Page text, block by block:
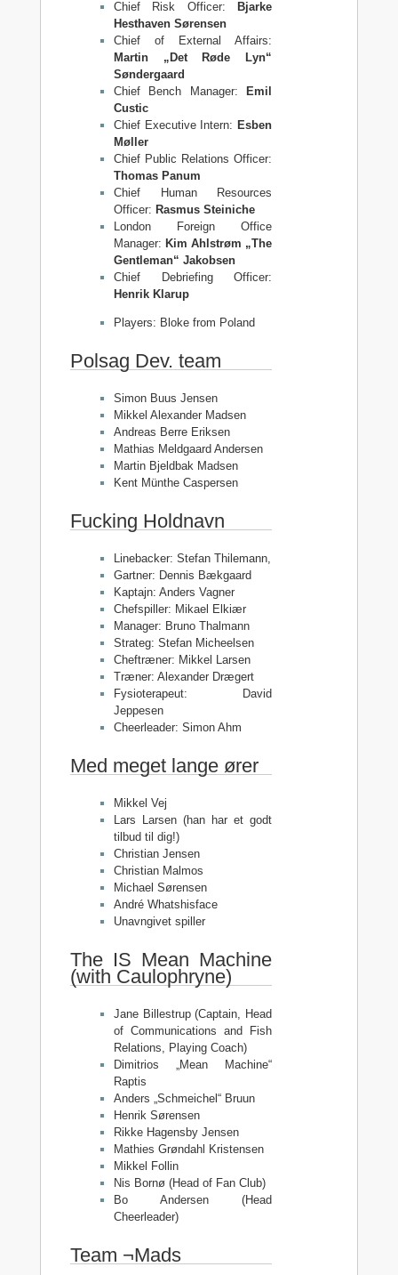
Chief Risk Officer:Bjarke
Hesthaven Sørensen
Chief of External Affairs:
Martin „Det Røde Lyn“
Søndergaard
Chief Bench Manager:Emil
Custic
Chief Executive Intern:Esben
Møller
Chief Public Relations Officer:
Thomas Panum
Chief Human Resources
Officer: Rasmus Steiniche
London Foreign Office
Manager: Kim Ahlstrøm „The
Gentleman“ Jakobsen
Chief Debriefing Officer:
Henrik Klarup
Players: Bloke from Poland
Polsag Dev. team
Simon Buus Jensen
Mikkel Alexander Madsen
Andreas Berre Eriksen
Mathias Meldgaard Andersen
Martin Bjeldbak Madsen
Kent Münthe Caspersen
Fucking Holdnavn
Linebacker: Stefan Thilemann,
Gartner: Dennis Bækgaard
Kaptajn: Anders Vagner
Chefspiller: Mikael Elkiær
Manager: Bruno Thalmann
Strateg: Stefan Micheelsen
Cheftræner: Mikkel Larsen
Træner: Alexander Drægert
Fysioterapeut: David
Jeppesen
Cheerleader: Simon Ahm
Med meget lange ører
Mikkel Vej
Lars Larsen (han har et godt
tilbud til dig!)
Christian Jensen
Christian Malmos
Michael Sørensen
André Whatshisface
Unavngivet spiller
The IS Mean Machine
(with Caulophryne)
Jane Billestrup (Captain, Head
of Communications and Fish
Relations, Playing Coach)
Dimitrios „Mean Machine“
Raptis
Anders „Schmeichel“ Bruun
Henrik Sørensen
Rikke Hagensby Jensen
Mathies Grøndahl Kristensen
Mikkel Follin
Nis Bornø (Head of Fan Club)
Bo Andersen (Head
Cheerleader)
Team ¬Mads